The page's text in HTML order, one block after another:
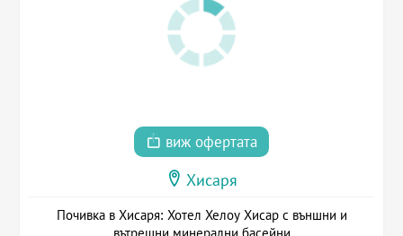
виж офертата
Хисаря
Почивка в Хисаря: Хотел Хелоу Хисар с външни и
вътрешни минерални басейни